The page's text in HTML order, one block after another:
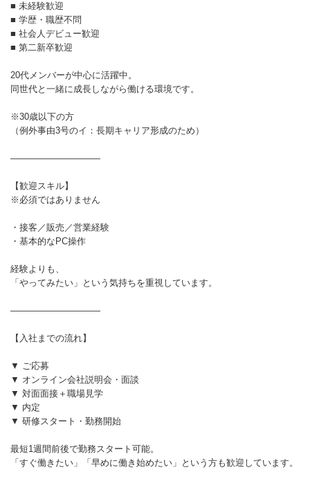
■ 未経験歓迎
■ 学歴・職歴不問
■ 社会人デビュー歓迎
■ 第二新卒歓迎
20代メンバーが中心に活躍中。
同世代と一緒に成長しながら働ける環境です。
※30歳以下の方
（例外事由3号のイ：長期キャリア形成のため）
――――――――――
【歓迎スキル】
※必須ではありません
・接客／販売／営業経験
・基本的なPC操作
経験よりも、
「やってみたい」という気持ちを重視しています。
――――――――――
【入社までの流れ】
▼ ご応募
▼ オンライン会社説明会・面談
▼ 対面面接＋職場見学
▼ 内定
▼ 研修スタート・勤務開始
最短1週間前後で勤務スタート可能。
「すぐ働きたい」「早めに働き始めたい」という方も歓迎しています。